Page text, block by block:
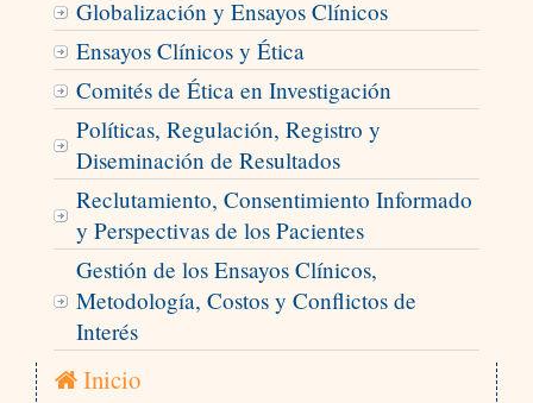
Globalización y Ensayos Clínicos
Ensayos Clínicos y Ética
Comités de Ética en Investigación
Políticas, Regulación, Registro y
Diseminación de Resultados
Reclutamiento, Consentimiento Informado
y Perspectivas de los Pacientes
Gestión de los Ensayos Clínicos,
Metodología, Costos y Conflictos de
Interés
Inicio